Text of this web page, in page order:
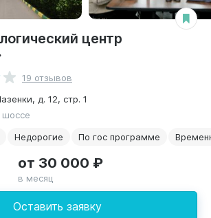
центр
19 отзывов
д. 12, стр. 1
Недорогие По гос программе
Оставить заявку
от 30 000 ₽
в месяц